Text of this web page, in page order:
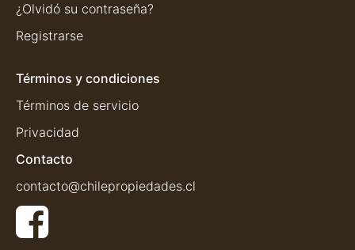
¿Olvidó su contraseña?
Registrarse
Términos y condiciones
Términos de servicio
Privacidad
Contacto
contacto@chilepropiedades.cl